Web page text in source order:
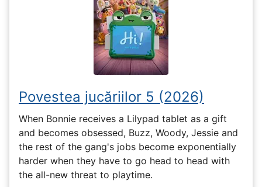
Povestea jucăriilor 5 (2026)
When Bonnie receives a Lilypad tablet as a gift
and becomes obsessed, Buzz, Woody, Jessie and
the rest of the gang's jobs become exponentially
harder when they have to go head to head with
the all-new threat to playtime.